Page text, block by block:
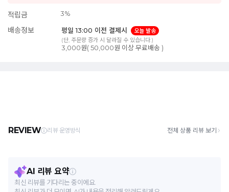
적립금 3%
배송정보 평일 13:00 이전 결제시
오늘 발송
(단, 주문량 증가 시 달라질 수 있습니다.)
3,000원( 50,000원 이상 무료배송 )